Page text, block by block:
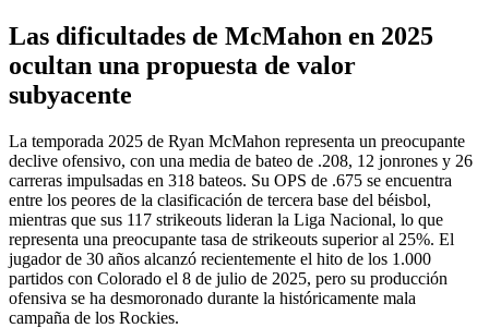
Las dificultades de McMahon en 2025
ocultan una propuesta de valor
subyacente
La temporada 2025 de Ryan McMahon representa un preocupante
declive ofensivo, con una media de bateo de .208, 12 jonrones y 26
carreras impulsadas en 318 bateos. Su OPS de .675 se encuentra
entre los peores de la clasificación de tercera base del béisbol,
mientras que sus 117 strikeouts lideran la Liga Nacional, lo que
representa una preocupante tasa de strikeouts superior al 25%. El
jugador de 30 años alcanzó recientemente el hito de los 1.000
partidos con Colorado el 8 de julio de 2025, pero su producción
ofensiva se ha desmoronado durante la históricamente mala
campaña de los Rockies.